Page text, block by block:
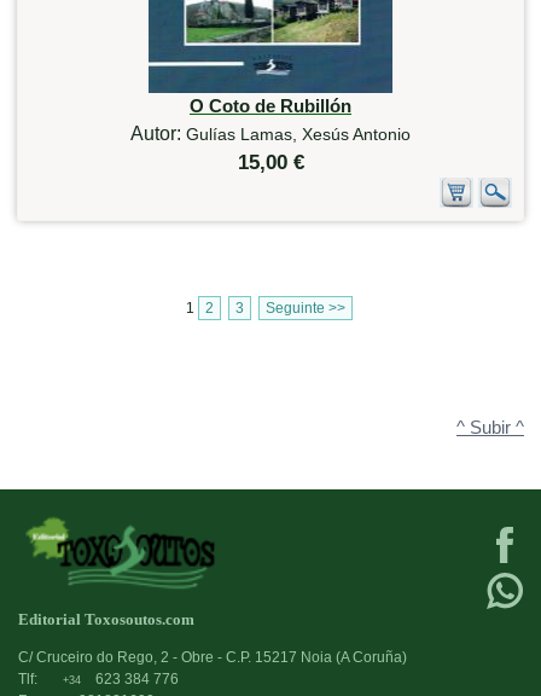
O Coto de Rubillón
Autor: Gulías Lamas, Xesús Antonio
15,00 €
1 2 3 Seguinte >>
^ Subir ^
Editorial Toxosoutos.com
C/ Cruceiro do Rego, 2 - Obre - C.P. 15217 Noia (A Coruña)
Tlf:
+34
623 384 776